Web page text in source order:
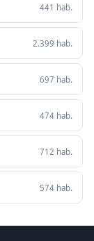
441 hab.
2.399 hab.
697 hab.
474 hab.
712 hab.
574 hab.